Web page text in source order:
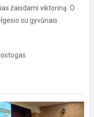
žaisdami viktoriną. O
su gyvūnais